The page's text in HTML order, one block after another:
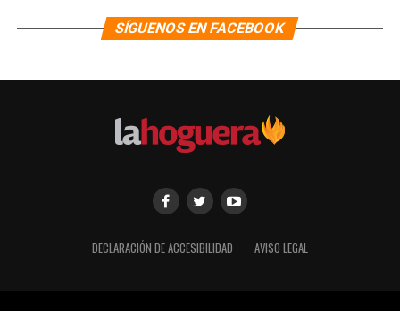
SÍGUENOS EN FACEBOOK
DECLARACIÓN DE ACCESIBILIDAD AVISO LEGAL